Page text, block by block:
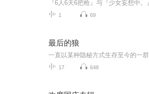
1 69
最后的狼
17 648